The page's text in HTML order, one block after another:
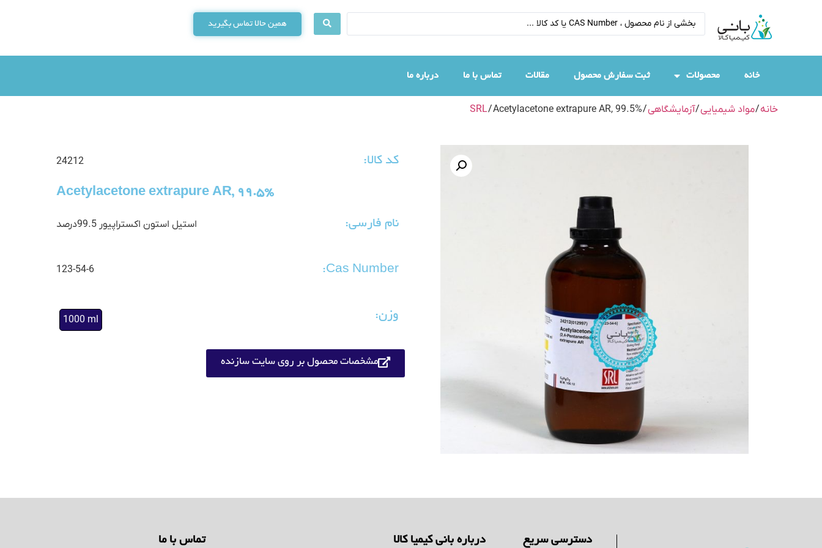
همین حالا تماس بگیرید
خانه محصولات ثبت سفارش محصول مقالات تماس با ما درباره ما
خانه/مواد شیمیایی/آزمایشگاهی/
SRL/ Acetylacetone extrapure AR, 99.5%
کد کالا: 24212
Acetylacetone extrapure AR, 99.5%
نام فارسی: استیل استون اکستراپیور 99.5درصد
Cas Number:
123-54-6
وزن: 1000 ml
مشخصات محصول بر روی سایت سازنده
دسترسی سریع درباره بانی کیمیا کالا تماس با ما